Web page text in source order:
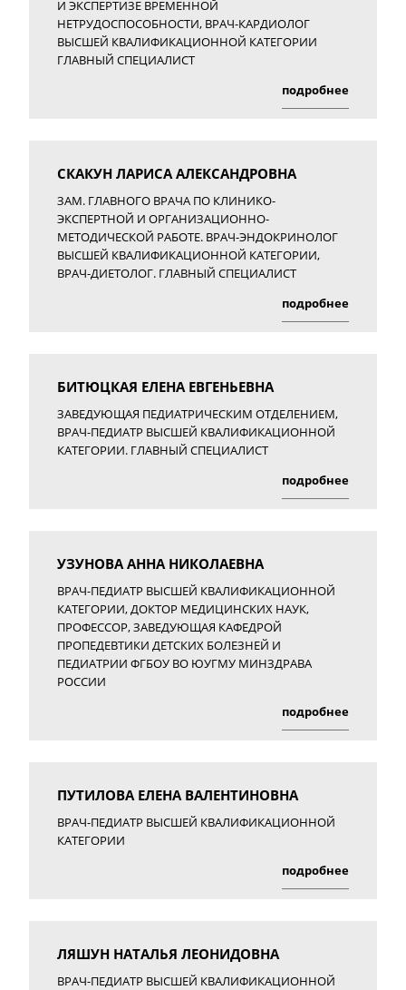
И ЭКСПЕРТИЗЕ ВРЕМЕННОЙ
НЕТРУДОСПОСОБНОСТИ, ВРАЧ-КАРДИОЛОГ
ВЫСШЕЙ КВАЛИФИКАЦИОННОЙ КАТЕГОРИИ
ГЛАВНЫЙ СПЕЦИАЛИСТ
подробнее
СКАКУН ЛАРИСА АЛЕКСАНДРОВНА
ЗАМ. ГЛАВНОГО ВРАЧА ПО КЛИНИКО-
ЭКСПЕРТНОЙ И ОРГАНИЗАЦИОННО-
МЕТОДИЧЕСКОЙ РАБОТЕ. ВРАЧ-ЭНДОКРИНОЛОГ
ВЫСШЕЙ КВАЛИФИКАЦИОННОЙ КАТЕГОРИИ,
ВРАЧ-ДИЕТОЛОГ. ГЛАВНЫЙ СПЕЦИАЛИСТ
подробнее
БИТЮЦКАЯ ЕЛЕНА ЕВГЕНЬЕВНА
ЗАВЕДУЮЩАЯ ПЕДИАТРИЧЕСКИМ ОТДЕЛЕНИЕМ,
ВРАЧ-ПЕДИАТР ВЫСШЕЙ КВАЛИФИКАЦИОННОЙ
КАТЕГОРИИ. ГЛАВНЫЙ СПЕЦИАЛИСТ
подробнее
УЗУНОВА АННА НИКОЛАЕВНА
ВРАЧ-ПЕДИАТР ВЫСШЕЙ КВАЛИФИКАЦИОННОЙ
КАТЕГОРИИ, ДОКТОР МЕДИЦИНСКИХ НАУК,
ПРОФЕССОР, ЗАВЕДУЮЩАЯ КАФЕДРОЙ
ПРОПЕДЕВТИКИ ДЕТСКИХ БОЛЕЗНЕЙ И
ПЕДИАТРИИ ФГБОУ ВО ЮУГМУ МИНЗДРАВА
РОССИИ
подробнее
ПУТИЛОВА ЕЛЕНА ВАЛЕНТИНОВНА
ВРАЧ-ПЕДИАТР ВЫСШЕЙ КВАЛИФИКАЦИОННОЙ
КАТЕГОРИИ
подробнее
ЛЯШУН НАТАЛЬЯ ЛЕОНИДОВНА
ВРАЧ-ПЕДИАТР ВЫСШЕЙ КВАЛИФИКАЦИОННОЙ